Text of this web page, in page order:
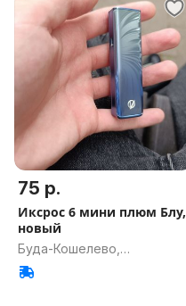
75 р.
Иксрос 6 мини плюм Блу,
новый
Буда-Кошелево,
Гомельская обл.